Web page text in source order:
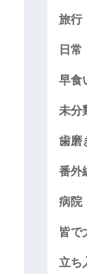
旅行
日常
早食
未分
歯磨
番外
病院
皆で
立ち